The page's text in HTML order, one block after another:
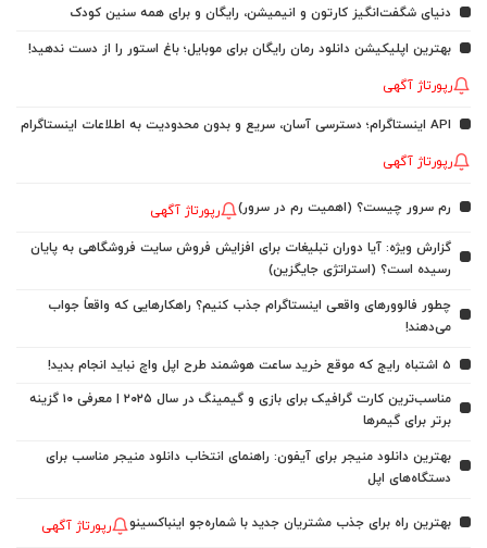
دنیای شگفت‌انگیز کارتون و انیمیشن، رایگان و برای همه سنین کودک
بهترین اپلیکیشن دانلود رمان رایگان برای موبایل؛ باغ استور را از دست ندهید!
رپورتاژ آگهی
API اینستاگرام؛ دسترسی آسان، سریع و بدون محدودیت به اطلاعات اینستاگرام
رپورتاژ آگهی
رم سرور چیست؟ (اهمیت رم در سرور) رپورتاژ آگهی
گزارش ویژه: آیا دوران تبلیغات برای افزایش فروش سایت فروشگاهی به پایان
رسیده است؟ (استراتژی جایگزین)
چطور فالوورهای واقعی اینستاگرام جذب کنیم؟ راهکارهایی که واقعاً جواب
می‌دهند!
5 اشتباه رایج که موقع خرید ساعت هوشمند طرح اپل واچ نباید انجام بدید!
مناسب‌ترین کارت گرافیک برای بازی و گیمینگ در سال ۲۰۲۵ | معرفی ۱۰ گزینه
برتر برای گیمرها
بهترین دانلود منیجر برای آیفون: راهنمای انتخاب دانلود منیجر مناسب برای
دستگاه‌های اپل
بهترین راه برای جذب مشتریان جدید با شماره‌جو اینباکسینو رپورتاژ آگهی